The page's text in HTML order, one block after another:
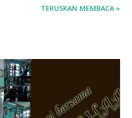
anak sorang dan aku hentam je
tu.. bila fikir-fikirkan balik terasa
kami sebagai ibubapa.. dan kami
bila abg long dah masuk 2 tahun
ni.. tapi nampaknya kenal huruf
TERUSKAN MEMBACA »